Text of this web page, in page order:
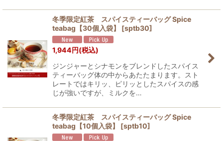
冬季限定紅茶 スパイスティーバッグ Spice
teabag【30個入袋】
[sptb30]
1,944円(税込)
ジンジャーとシナモンをブレンドしたスパイス
ティーバッグ体の中からあたたまります。スト
レートではキリッ、ピリッとしたスパイスの感
じが強いですが、ミルクを…
冬季限定紅茶 スパイスティーバッグ Spice
teabag【10個入袋】
[sptb10]